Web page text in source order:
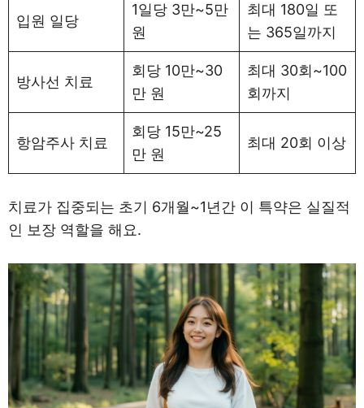
입원 일당
1일당 3만~5만
원
최대 180일 또
는 365일까지
방사선 치료
회당 10만~30
만 원
최대 30회~100
회까지
항암주사 치료
회당 15만~25
만 원
최대 20회 이상
치료가 집중되는 초기 6개월~1년간 이 특약은 실질적
인 보장 역할을 해요.